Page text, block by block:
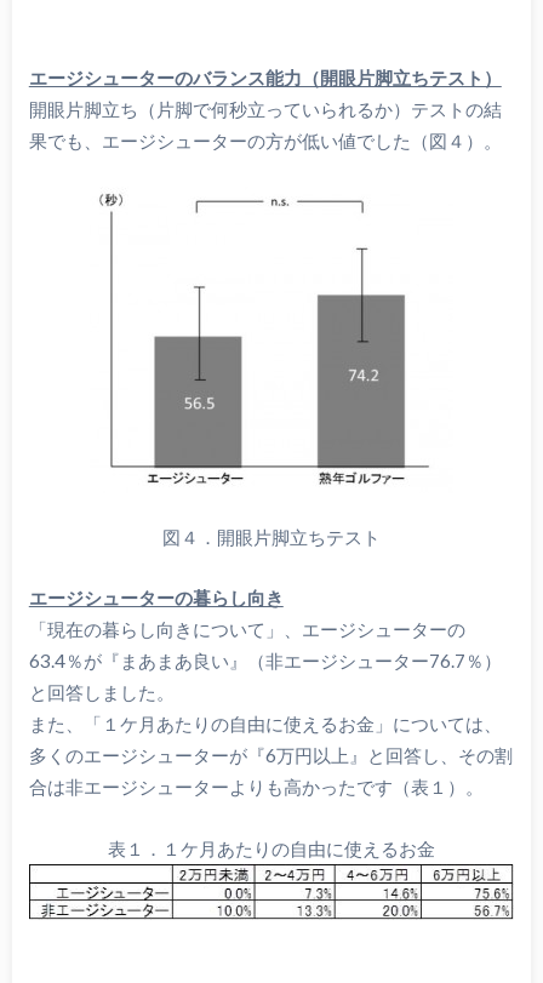
エージシューターのバランス能力（開眼片脚立ちテスト）
開眼片脚立ち（片脚で何秒立っていられるか）テストの結
果でも、エージシューターの方が低い値でした（図４）。
図４．開眼片脚立ちテスト
エージシューターの暮らし向き
「現在の暮らし向きについて」、エージシューターの
63.4％が『まあまあ良い』（非エージシューター76.7％）
と回答しました。
また、「１ケ月あたりの自由に使えるお金」については、
多くのエージシューターが『6万円以上』と回答し、その割
合は非エージシューターよりも高かったです（表１）。
表１．１ケ月あたりの自由に使えるお金